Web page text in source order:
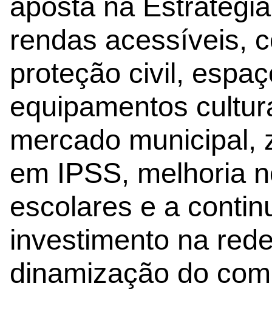
aposta na
rendas acessíveis,
proteção civil,
equipamentos
mercado municipal,
em IPSS, melhoria
escolares e a
investimento na
dinamização do